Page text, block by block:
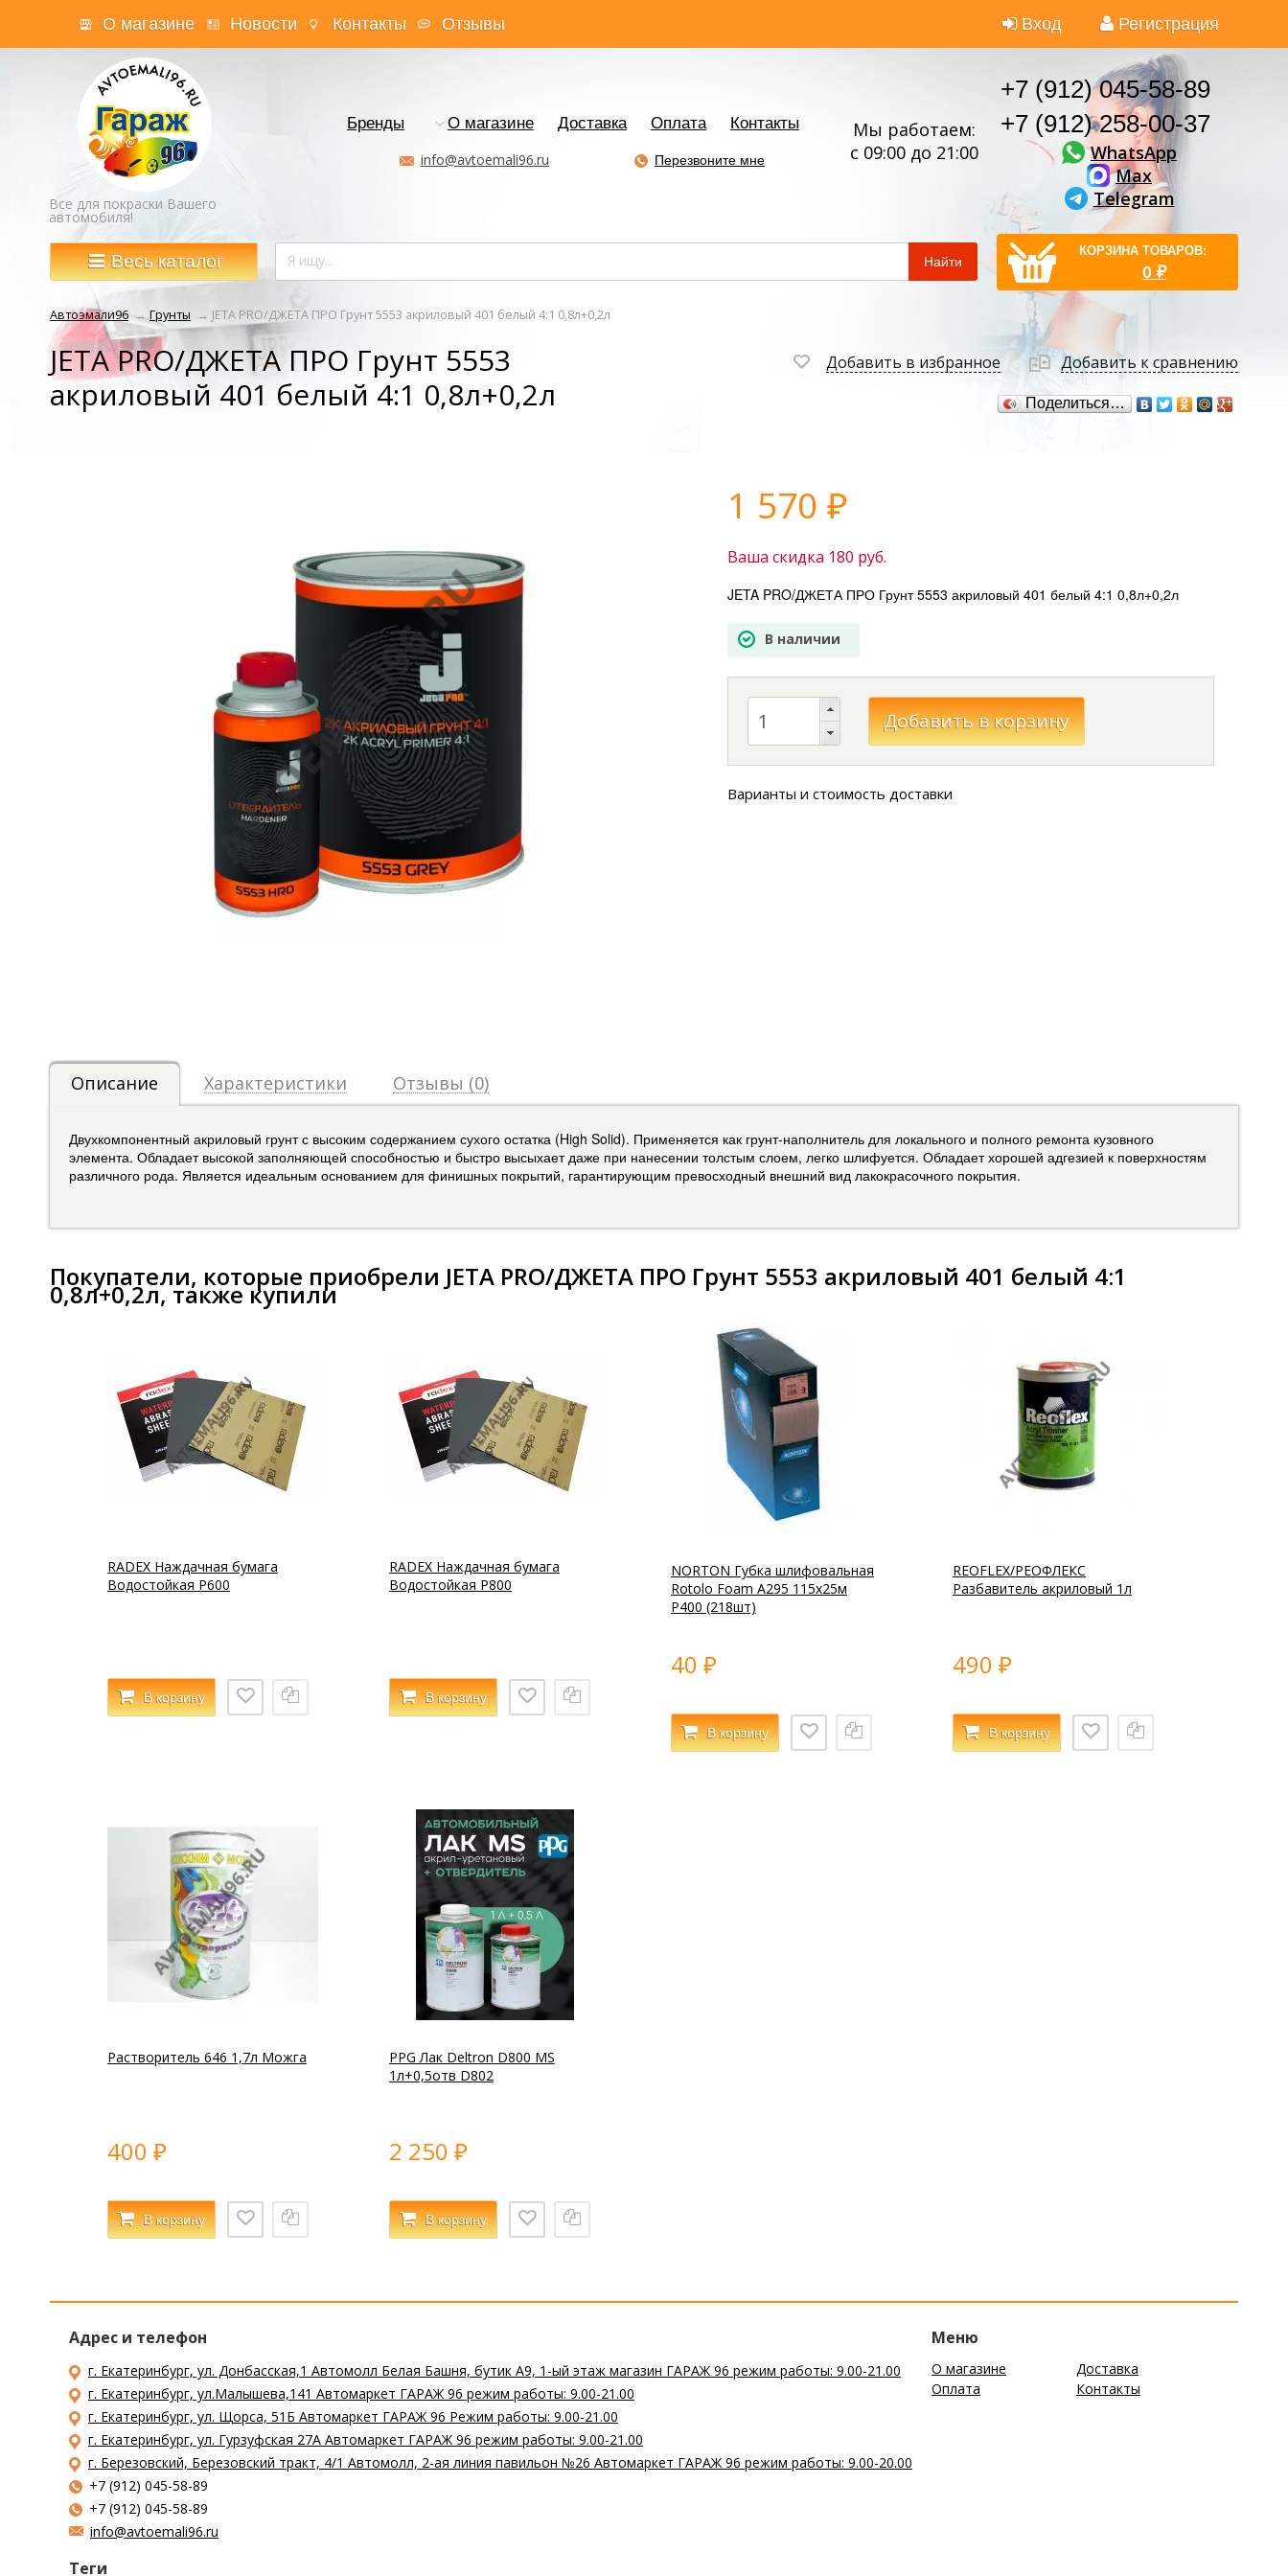
Вход Регистрация
О магазине Новости Контакты Отзывы
Все для покраски Вашего
автомобиля!
Бренды О магазине Доставка Оплата
Контакты
info@avtoemali96.ru
Перезвоните мне
Мы работаем:
с 09:00 до 21:00
+7 (912) 045-58-89
+7 (912) 258-00-37
WhatsApp
Max
Telegram
Весь каталог Найти
КОРЗИНА ТОВАРОВ:
0 ₽
Автоэмали96 →Грунты → JETA PRO/ДЖЕТА ПРО Грунт 5553 акриловый 401 белый 4:1 0,8л+0,2л
JETA PRO/ДЖЕТА ПРО Грунт 5553
акриловый 401 белый 4:1 0,8л+0,2л
Добавить в избранное Добавить к сравнению
Поделиться…
1 570 ₽
Ваша скидка 180 руб.
JETA PRO/ДЖЕТА ПРО Грунт 5553 акриловый 401 белый 4:1 0,8л+0,2л
В наличии
Варианты и стоимость доставки
Описание Характеристики Отзывы (0)
Двухкомпонентный акриловый грунт с высоким содержанием сухого остатка (High Solid). Применяется как грунт-наполнитель для локального и полного ремонта кузовного
элемента. Обладает высокой заполняющей способностью и быстро высыхает даже при нанесении толстым слоем, легко шлифуется. Обладает хорошей адгезией к поверхностям
различного рода. Является идеальным основанием для финишных покрытий, гарантирующим превосходный внешний вид лакокрасочного покрытия.
Покупатели, которые приобрели JETA PRO/ДЖЕТА ПРО Грунт 5553 акриловый 401 белый 4:1
0,8л+0,2л, также купили
RADEX Наждачная бумага
Водостойкая Р600
В корзину
RADEX Наждачная бумага
Водостойкая Р800
В корзину
NORTON Губка шлифовальная
Rotolo Foam А295 115х25м
Р400 (218шт)
40 ₽
В корзину
REOFLEX/РЕОФЛЕКС
Разбавитель акриловый 1л
490 ₽
В корзину
Растворитель 646 1,7л Можга
400 ₽
В корзину
PPG Лак Deltron D800 MS
1л+0,5отв D802
2 250 ₽
В корзину
Адрес и телефон
г. Екатеринбург, ул. Донбасская,1 Автомолл Белая Башня, бутик А9, 1-ый этаж магазин ГАРАЖ 96 режим работы: 9.00-21.00
г. Екатеринбург, ул.Малышева,141 Автомаркет ГАРАЖ 96 режим работы: 9.00-21.00
г. Екатеринбург, ул. Щорса, 51Б Автомаркет ГАРАЖ 96 Режим работы: 9.00-21.00
г. Екатеринбург, ул. Гурзуфская 27А Автомаркет ГАРАЖ 96 режим работы: 9.00-21.00
г. Березовский, Березовский тракт, 4/1 Автомолл, 2-ая линия павильон №26 Автомаркет ГАРАЖ 96 режим работы: 9.00-20.00
+7 (912) 045-58-89
+7 (912) 045-58-89
info@avtoemali96.ru
Теги
Меню
О магазине
Доставка
Оплата
Контакты